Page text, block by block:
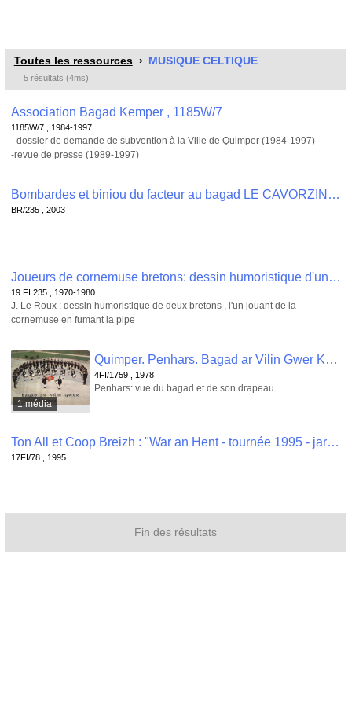
Toutes les ressources MUSIQUE CELTIQUE
5 résultats (4ms)
Association Bagad Kemper , 1185W/7
1185W/7 , 1984-1997
- dossier de demande de subvention à la Ville de Quimper (1984-1997)
-revue de presse (1989-1997)
Bombardes et biniou du facteur au bagad LE CAVORZIN Leïla et GALERON Bernard Libris, Seyssinet, 2003, 103 p. , BR/235
BR/235 , 2003
Joueurs de cornemuse bretons: dessin humoristique d'un sonneur de cornemuse en costume breton , 19 FI 235
19 FI 235 , 1970-1980
J. Le Roux : dessin humoristique de deux bretons , l'un jouant de la
cornemuse en fumant la pipe
1 média
Quimper. Penhars. Bagad ar Vilin Gwer Kemper. Bagad du Moulin Vert. , 4FI/1759
4FI/1759 , 1978
Penhars: vue du bagad et de son drapeau
Ton All et Coop Breizh : "War an Hent - tournée 1995 - jardin de l'évéché / Quimper (20 octobre)" , 17FI/78
17FI/78 , 1995
Fin des résultats